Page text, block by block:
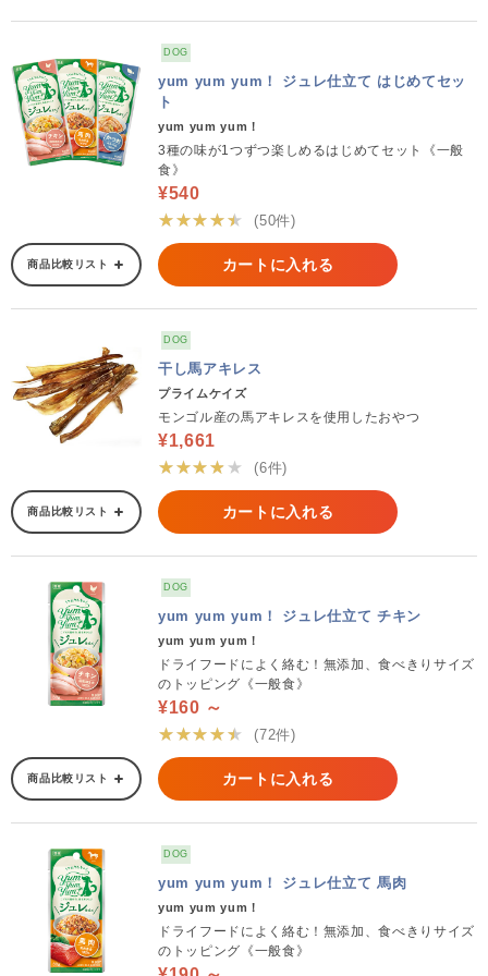
DOG
yum yum yum！ ジュレ仕立て はじめてセッ
ト
yum yum yum！
3種の味が1つずつ楽しめるはじめてセット《一般
食》
¥540
★★★★★
(50件)
商品比較リスト カートに入れる
DOG
干し馬アキレス
プライムケイズ
モンゴル産の馬アキレスを使用したおやつ
¥1,661
★★★★★
(6件)
商品比較リスト カートに入れる
DOG
yum yum yum！ ジュレ仕立て チキン
yum yum yum！
ドライフードによく絡む！無添加、食べきりサイズ
のトッピング《一般食》
¥160 ～
★★★★★
(72件)
商品比較リスト カートに入れる
DOG
yum yum yum！ ジュレ仕立て 馬肉
yum yum yum！
ドライフードによく絡む！無添加、食べきりサイズ
のトッピング《一般食》